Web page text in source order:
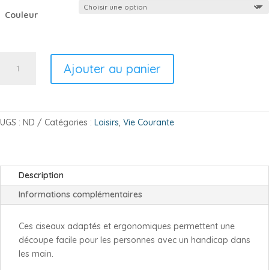
Couleur
Ajouter au panier
UGS : ND Catégories : Loisirs, Vie Courante
Description
Informations complémentaires
Ces ciseaux adaptés et ergonomiques permettent une
découpe facile pour les personnes avec un handicap dans
les main.